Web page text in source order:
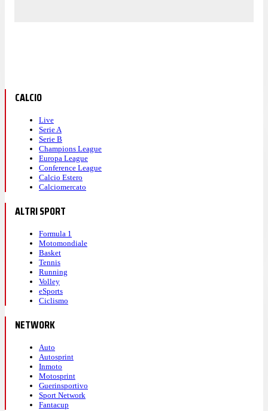
CALCIO
Live
Serie A
Serie B
Champions League
Europa League
Conference League
Calcio Estero
Calciomercato
ALTRI SPORT
Formula 1
Motomondiale
Basket
Tennis
Running
Volley
eSports
Ciclismo
NETWORK
Auto
Autosprint
Inmoto
Motosprint
Guerinsportivo
Sport Network
Fantacup